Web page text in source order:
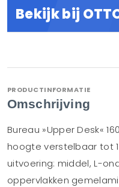
Bekijk bij
PRODUCTINFORMATIE
Omschrijving
Bureau »Upper Desk«
hoogte verstelbaar tot
uitvoering: middel, L-
oppervlakken